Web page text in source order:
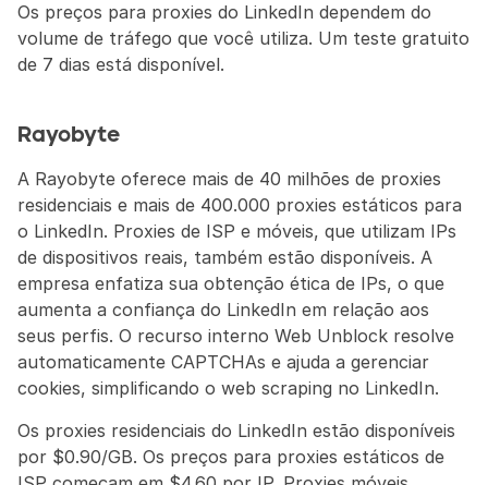
Os preços para proxies do LinkedIn dependem do
volume de tráfego que você utiliza. Um teste gratuito
de 7 dias está disponível.
Rayobyte
A Rayobyte oferece mais de 40 milhões de proxies
residenciais e mais de 400.000 proxies estáticos para
o LinkedIn. Proxies de ISP e móveis, que utilizam IPs
de dispositivos reais, também estão disponíveis. A
empresa enfatiza sua obtenção ética de IPs, o que
aumenta a confiança do LinkedIn em relação aos
seus perfis. O recurso interno Web Unblock resolve
automaticamente CAPTCHAs e ajuda a gerenciar
cookies, simplificando o web scraping no LinkedIn.
Os proxies residenciais do LinkedIn estão disponíveis
por $0.90/GB. Os preços para proxies estáticos de